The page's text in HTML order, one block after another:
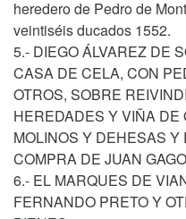
heredero de Pedro de
veintiséis ducados 1552.
5.- DIEGO ÁLVAREZ DE
CASA DE CELA, CON
OTROS, SOBRE
HEREDADES Y VIÑA DE
MOLINOS Y DEHESAS
COMPRA DE JUAN
6.- EL MARQUES DE
FERNANDO PRETO Y